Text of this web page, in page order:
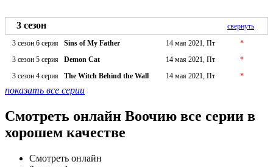
3 сезон
свернуть
3 сезон 6 серия
Sins of My Father 14 мая 2021, Пт
*
3 сезон 5 серия
Demon Cat 14 мая 2021, Пт
*
3 сезон 4 серия
The Witch Behind the Wall 14 мая 2021, Пт *
показать все серии
Смотреть онлайн Воочию все серии в
хорошем качестве
Смотреть онлайн